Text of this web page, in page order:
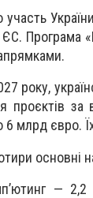
ЄС.
року,
проєктів
млрд євро.
—